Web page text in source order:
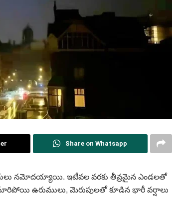
Share on Whatsapp
నమోదయ్యాయి. ఇటీవల వరకు తీవ్రమైన ఎండలతో
ఉరుములు, మెరుపులతో కూడిన భారీ వర్షాలు